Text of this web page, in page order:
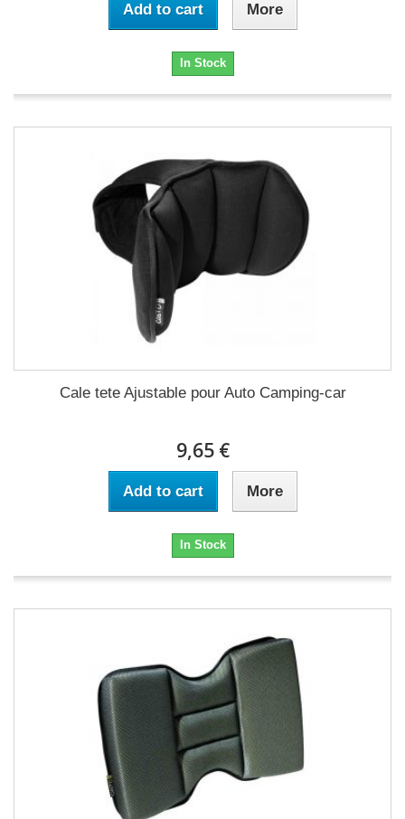
Add to cart More
In Stock
Cale tete Ajustable pour Auto Camping-car
9,65 €
Add to cart More
In Stock